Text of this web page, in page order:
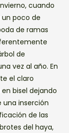
cuando
un poco de
de ramas
de
vez al año. En
el claro
bisel dejando
una inserción
de las
del haya,